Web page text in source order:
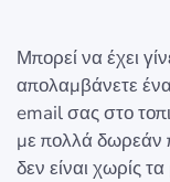
Μπορεί να έχει
απολαμβάνετε
email σας στο
με πολλά δωρεάν
δεν είναι χωρίς